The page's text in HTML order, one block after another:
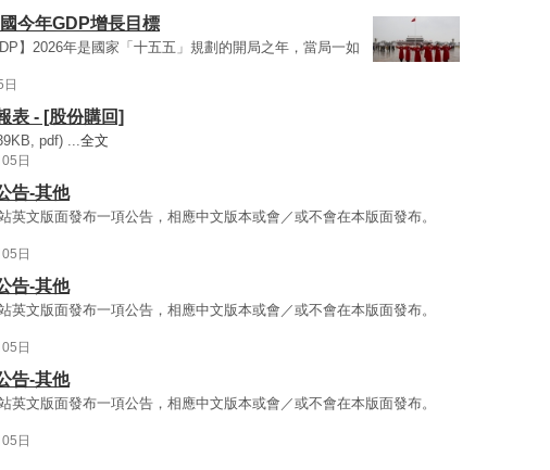
今年GDP增長目標
】2026年是國家「十五五」規劃的開局之年，當局一如
表 - [股份購回]
pdf) ...全文
日
告-其他
英文版面發布一項公告，相應中文版本或會／或不會在本版面發布。
日
告-其他
英文版面發布一項公告，相應中文版本或會／或不會在本版面發布。
日
告-其他
英文版面發布一項公告，相應中文版本或會／或不會在本版面發布。
日